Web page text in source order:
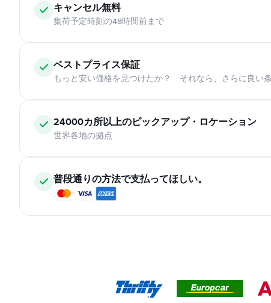
キャンセル無料
集荷予定時刻の48時間前まで
ベストプライス保証
もっと安い価格を見つけたか？ それなら、さらに良い条
24000カ所以上のピックアップ・ロケーション
世界各地の拠点
普段通りの方法で支払ってほしい。